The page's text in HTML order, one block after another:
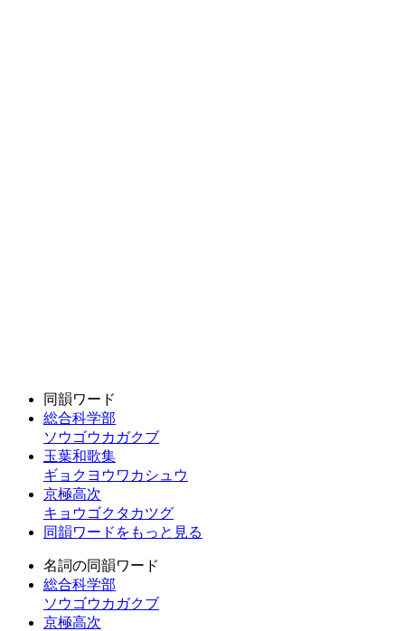
同韻ワード
総合科学部
ソウゴウカガクブ
玉葉和歌集
ギョクヨウワカシュウ
京極高次
キョウゴクタカツグ
同韻ワードをもっと見る
名詞の同韻ワード
総合科学部
ソウゴウカガクブ
京極高次